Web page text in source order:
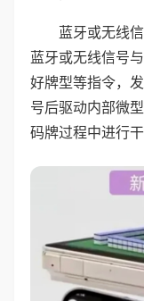
蓝牙或无线
蓝牙或无线信号
好牌型等指令，
号后驱动内部微
码牌过程中进行